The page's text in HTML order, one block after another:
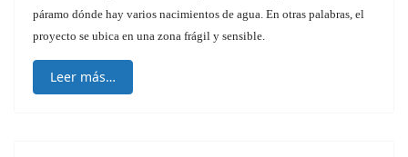
páramo dónde hay varios nacimientos de agua. En otras palabras, el
proyecto se ubica en una zona frágil y sensible.
Leer más…